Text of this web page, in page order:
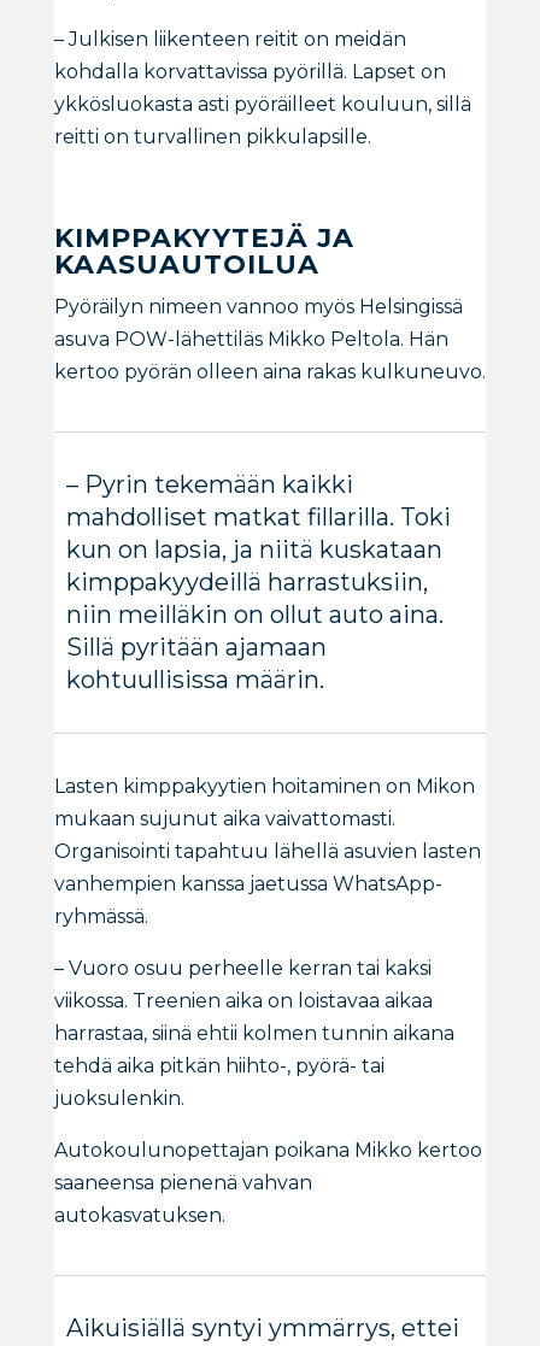
– Julkisen liikenteen reitit on meidän
kohdalla korvattavissa pyörillä. Lapset on
ykkösluokasta asti pyöräilleet kouluun, sillä
reitti on turvallinen pikkulapsille.
KIMPPAKYYTEJÄ JA
KAASUAUTOILUA
Pyöräilyn nimeen vannoo myös Helsingissä
asuva POW-lähettiläs Mikko Peltola. Hän
kertoo pyörän olleen aina rakas kulkuneuvo.
– Pyrin tekemään kaikki
mahdolliset matkat fillarilla. Toki
kun on lapsia, ja niitä kuskataan
kimppakyydeillä harrastuksiin,
niin meilläkin on ollut auto aina.
Sillä pyritään ajamaan
kohtuullisissa määrin.
Lasten kimppakyytien hoitaminen on Mikon
mukaan sujunut aika vaivattomasti.
Organisointi tapahtuu lähellä asuvien lasten
vanhempien kanssa jaetussa WhatsApp-
ryhmässä.
– Vuoro osuu perheelle kerran tai kaksi
viikossa. Treenien aika on loistavaa aikaa
harrastaa, siinä ehtii kolmen tunnin aikana
tehdä aika pitkän hiihto-, pyörä- tai
juoksulenkin.
Autokoulunopettajan poikana Mikko kertoo
saaneensa pienenä vahvan
autokasvatuksen.
Aikuisiällä syntyi ymmärrys, ettei